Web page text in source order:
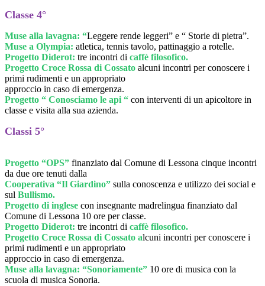
Classe 4°
Muse alla lavagna: “Leggere rende leggeri” e “ Storie di pietra”.
Muse a Olympia: atletica, tennis tavolo, pattinaggio a rotelle.
Progetto Diderot: tre incontri di caffè filosofico.
Progetto Croce Rossa di Cossato alcuni incontri per conoscere i
primi rudimenti e un appropriato
approccio in caso di emergenza.
Progetto “ Conosciamo le api “ con interventi di un apicoltore in
classe e visita alla sua azienda.
Classi 5°
Progetto “OPS” finanziato dal Comune di Lessona cinque incontri
da due ore tenuti dalla
Cooperativa “Il Giardino” sulla conoscenza e utilizzo dei social e
sul Bullismo.
Progetto di inglese con insegnante madrelingua finanziato dal
Comune di Lessona 10 ore per classe.
Progetto Diderot: tre incontri di caffè filosofico.
Progetto Croce Rossa di Cossato alcuni incontri per conoscere i
primi rudimenti e un appropriato
approccio in caso di emergenza.
Muse alla lavagna: “Sonoriamente” 10 ore di musica con la
scuola di musica Sonoria.